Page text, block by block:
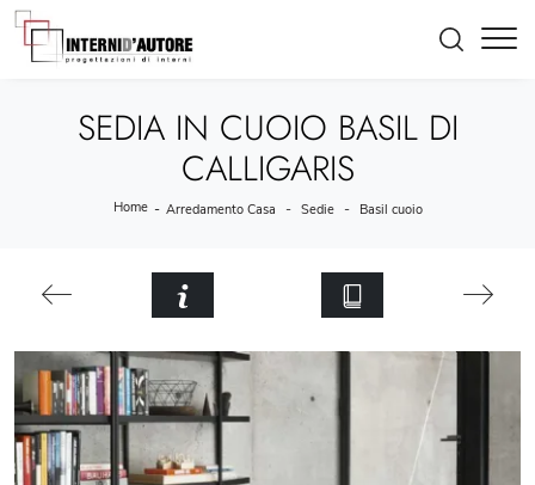
SEDIA IN CUOIO BASIL DI
CALLIGARIS
Home - Arredamento Casa - Sedie - Basil cuoio